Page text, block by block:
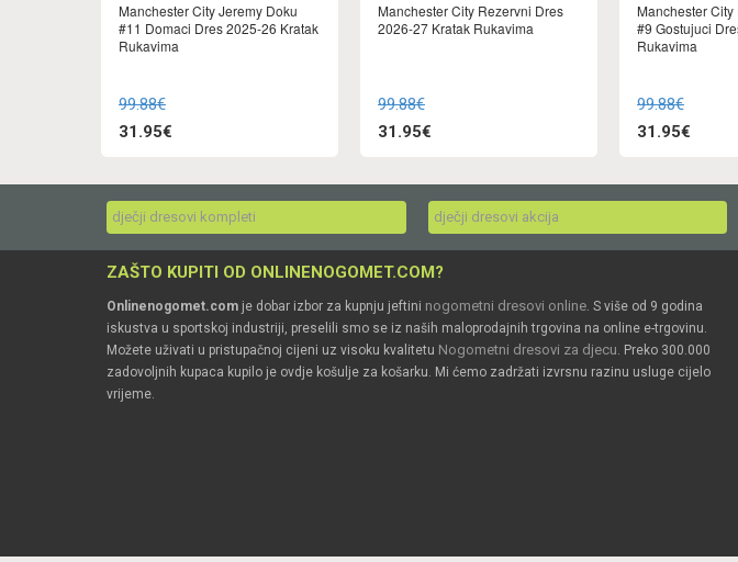
Manchester City Jeremy Doku
#11 Domaci Dres 2025-26 Kratak
Rukavima
99.88€
31.95€
Manchester City Rezervni Dres
2026-27 Kratak Rukavima
99.88€
31.95€
Manchester
#9 Gostujuci
Rukavima
99.88€
31.95€
dječji dresovi kompleti dječji dresovi akcija
ZAŠTO KUPITI OD ONLINENOGOMET.COM?
Onlinenogomet.com je dobar izbor za kupnju jeftini nogometni dresovi online. S više od 9 godina
iskustva u sportskoj industriji, preselili smo se iz naših maloprodajnih trgovina na online e-trgovinu.
Možete uživati u pristupačnoj cijeni uz visoku kvalitetu Nogometni dresovi za djecu. Preko 300.000
zadovoljnih kupaca kupilo je ovdje košulje za košarku. Mi ćemo zadržati izvrsnu razinu usluge cijelo
vrijeme.